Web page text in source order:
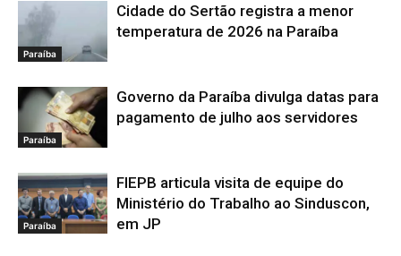
Paraíba
Cidade do Sertão registra a menor
temperatura de 2026 na Paraíba
Paraíba
Governo da Paraíba divulga datas para
pagamento de julho aos servidores
Paraíba
FIEPB articula visita de equipe do
Ministério do Trabalho ao Sinduscon,
em JP